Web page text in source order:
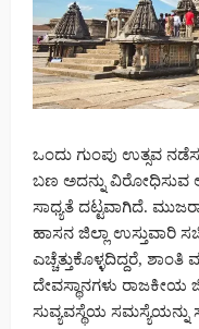
ಒಂದು ಗುಂಪು ಉತ್ಸವ
ಬಣ ಅದನ್ನು ವಿರೋಧಿಸುವ
ಸಾಧ್ಯತೆ ದಟ್ಟವಾಗಿದೆ.
ಹಾಸನ ಜಿಲ್ಲಾ ಉಸ್ತುವಾರಿ
ಎಚ್ಚೆತ್ತುಕೊಳ್ಳದಿದ್ದರೆ,
ದೇವಸ್ಥಾನಗಳು ರಾಜಕೀಯ
ಸುವ್ಯವಸ್ಥೆಯ ಸಮಸ್ಯೆಯನ್ನು